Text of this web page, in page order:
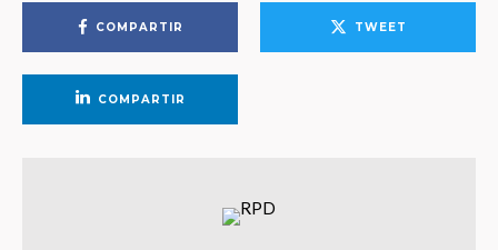
COMPARTIR TWEET
COMPARTIR